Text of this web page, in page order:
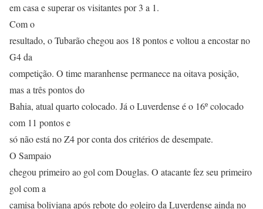
em casa e superar os visitantes por 3 a 1.
Com o
resultado, o Tubarão chegou aos 18 pontos e voltou a encostar no
G4 da
competição. O time maranhense permanece na oitava posição,
mas a três pontos do
Bahia, atual quarto colocado. Já o Luverdense é o 16º colocado
com 11 pontos e
só não está no Z4 por conta dos critérios de desempate.
O Sampaio
chegou primeiro ao gol com Douglas. O atacante fez seu primeiro
gol com a
camisa boliviana após rebote do goleiro da Luverdense ainda no